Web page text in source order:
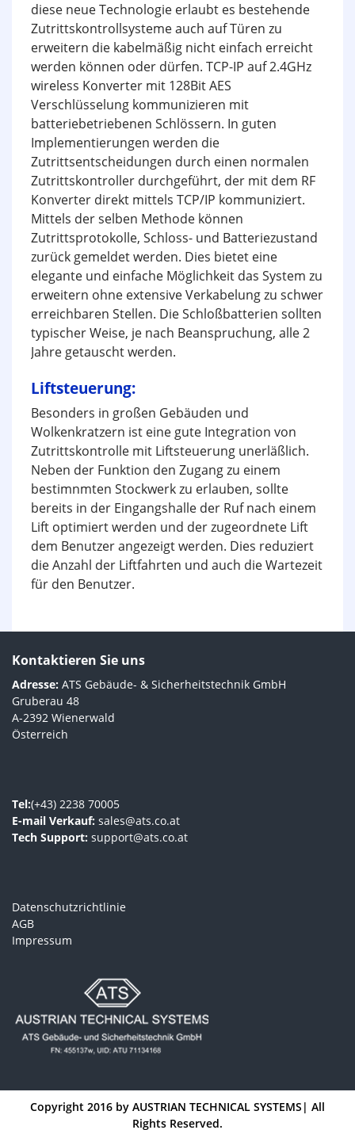
diese neue Technologie erlaubt es bestehende
Zutrittskontrollsysteme auch auf Türen zu
erweitern die kabelmäßig nicht einfach erreicht
werden können oder dürfen. TCP-IP auf 2.4GHz
wireless Konverter mit 128Bit AES
Verschlüsselung kommunizieren mit
batteriebetriebenen Schlössern. In guten
Implementierungen werden die
Zutrittsentscheidungen durch einen normalen
Zutrittskontroller durchgeführt, der mit dem RF
Konverter direkt mittels TCP/IP kommuniziert.
Mittels der selben Methode können
Zutrittsprotokolle, Schloss- und Batteriezustand
zurück gemeldet werden. Dies bietet eine
elegante und einfache Möglichkeit das System zu
erweitern ohne extensive Verkabelung zu schwer
erreichbaren Stellen. Die Schloßbatterien sollten
typischer Weise, je nach Beanspruchung, alle 2
Jahre getauscht werden.
Liftsteuerung:
Besonders in großen Gebäuden und
Wolkenkratzern ist eine gute Integration von
Zutrittskontrolle mit Liftsteuerung unerläßlich.
Neben der Funktion den Zugang zu einem
bestimnmten Stockwerk zu erlauben, sollte
bereits in der Eingangshalle der Ruf nach einem
Lift optimiert werden und der zugeordnete Lift
dem Benutzer angezeigt werden. Dies reduziert
die Anzahl der Liftfahrten und auch die Wartezeit
für den Benutzer.
Kontaktieren Sie uns
Adresse: ATS Gebäude- & Sicherheitstechnik GmbH
Gruberau 48
A-2392 Wienerwald
Österreich
Tel:(+43) 2238 70005
E-mail Verkauf: sales@ats.co.at
Tech Support: support@ats.co.at
Datenschutzrichtlinie
AGB
Impressum
Copyright 2016 by AUSTRIAN TECHNICAL SYSTEMS | All
Rights Reserved.